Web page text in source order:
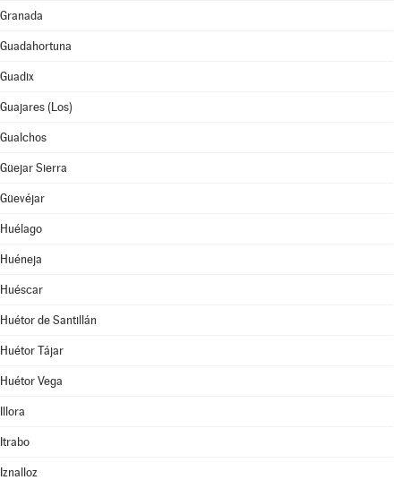
Granada
Guadahortuna
Guadix
Guajares (Los)
Gualchos
Güejar Sierra
Güevéjar
Huélago
Huéneja
Huéscar
Huétor de Santillán
Huétor Tájar
Huétor Vega
Illora
Itrabo
Iznalloz